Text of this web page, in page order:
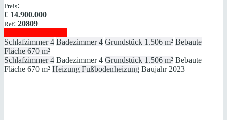
Preis:
€ 14.900.000
Ref: 20809
Schlafzimmer 4 Badezimmer 4 Grundstück 1.506 m² Bebaute
Fläche 670 m²
Schlafzimmer 4 Badezimmer 4 Grundstück 1.506 m² Bebaute
Fläche 670 m² Heizung Fußbodenheizung Baujahr 2023